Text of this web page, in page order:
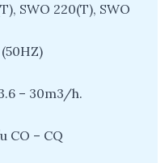
SWO 220(T), SWO
– 30m3/h.
CO – CQ